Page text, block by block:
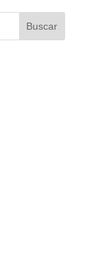
Buscar